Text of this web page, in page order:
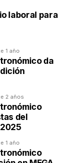
laboral para
1 año
da
2 años
del
1 año